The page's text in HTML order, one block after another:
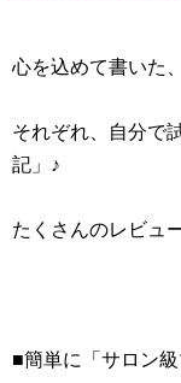
心を込めて書いた
それぞれ、自分で
記」♪
たくさんのレビュ
■簡単に「サロン